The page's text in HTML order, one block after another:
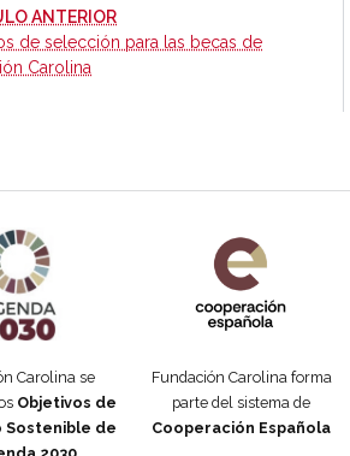
ANTERIOR-
de selección para las becas de
Carolina
Carolina se
Objetivos de
Sostenible de
Fundación Carolina forma
parte del sistema de
Cooperación Española